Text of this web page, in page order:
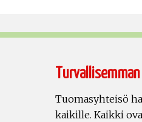
Tuomasyhteisö
kaikille. Kaikki